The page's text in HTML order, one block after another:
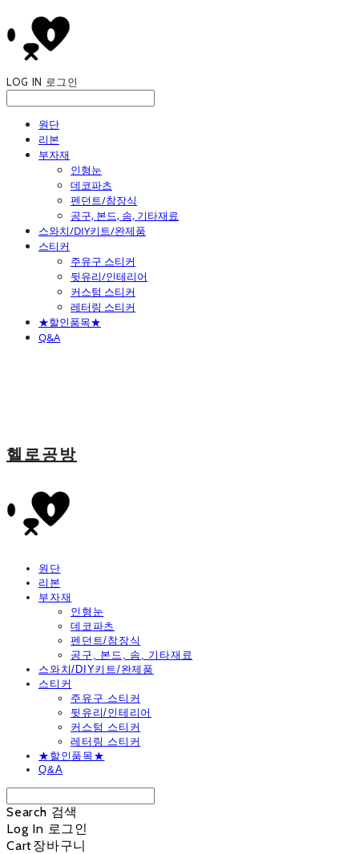
LOG IN 로그인
원단
리본
부자재
인형눈
데코파츠
펜던트/참장식
공구, 본드, 솜, 기타재료
스와치/DIY키트/완제품
스티커
주유구 스티커
뒷유리/인테리어
커스텀 스티커
레터링 스티커
★할인품목★
Q&A
헬로공방
원단
리본
부자재
인형눈
데코파츠
펜던트/참장식
공구, 본드, 솜, 기타재료
스와치/DIY키트/완제품
스티커
주유구 스티커
뒷유리/인테리어
커스텀 스티커
레터링 스티커
★할인품목★
Q&A
Search 검색
Log In 로그인
Cart장바구니